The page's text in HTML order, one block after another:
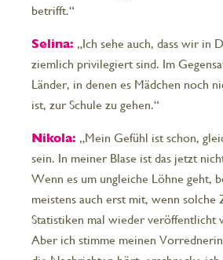
betrifft.“
Selina: „Ich sehe auch, dass wir in
ziemlich privilegiert sind. Im
Länder, in denen es Mädchen noch
ist, zur Schule zu gehen.“
Nikola: „Mein Gefühl ist schon,
sein. In meiner Blase ist das jetzt
Wenn es um ungleiche Löhne geht,
meistens auch erst mit, wenn solche
Statistiken mal wieder veröffentlicht
Aber ich stimme meinen